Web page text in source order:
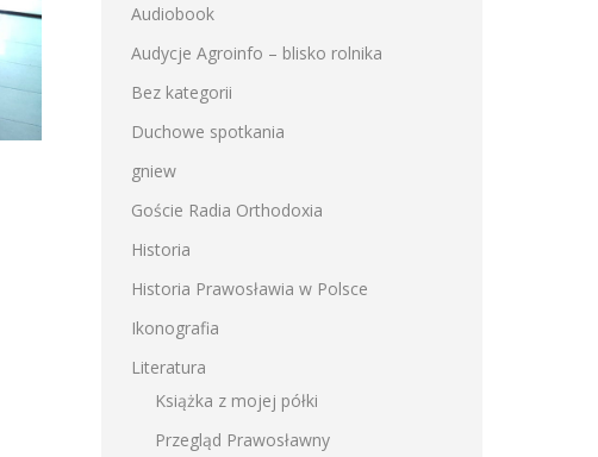
Audiobook
Audycje Agroinfo – blisko rolnika
Bez kategorii
Duchowe spotkania
gniew
Goście Radia Orthodoxia
Historia
Historia Prawosławia w Polsce
Ikonografia
Literatura
Książka z mojej półki
Przegląd Prawosławny